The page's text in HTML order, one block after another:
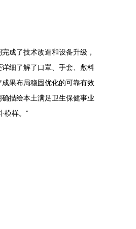
成了技术改造和设备升级，
细了解了口罩、手套、敷料
果布局稳固优化的可靠有效
描绘本土满足卫生保健事业
模样。”